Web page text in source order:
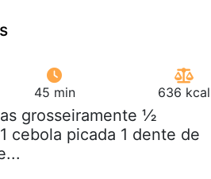
45 min 636 kcal
grosseiramente ½
cebola picada 1 dente de